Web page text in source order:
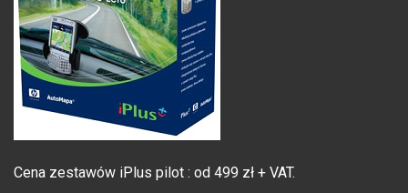
Cena zestawów iPlus pilot : od 499 zł + VAT.